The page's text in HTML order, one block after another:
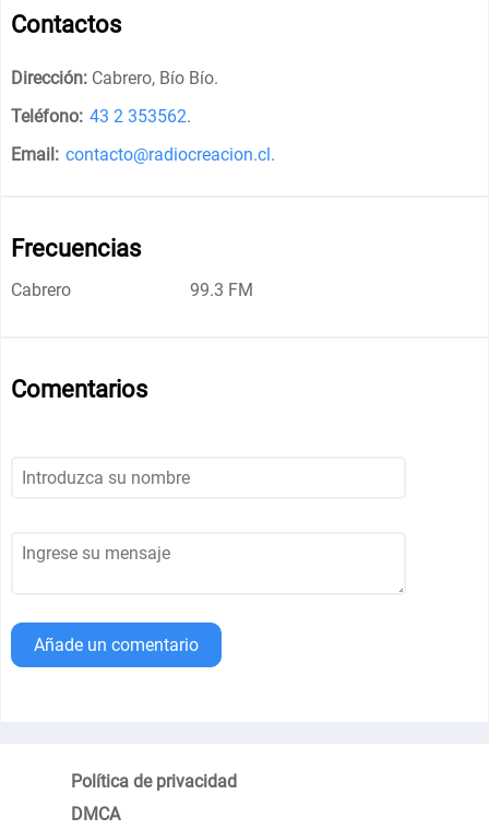
Contactos
Dirección: Cabrero, Bío Bío.
Teléfono: 43 2 353562.
Email: contacto@radiocreacion.cl.
Frecuencias
Cabrero 99.3 FM
Comentarios
Añade un comentario
Política de privacidad
DMCA